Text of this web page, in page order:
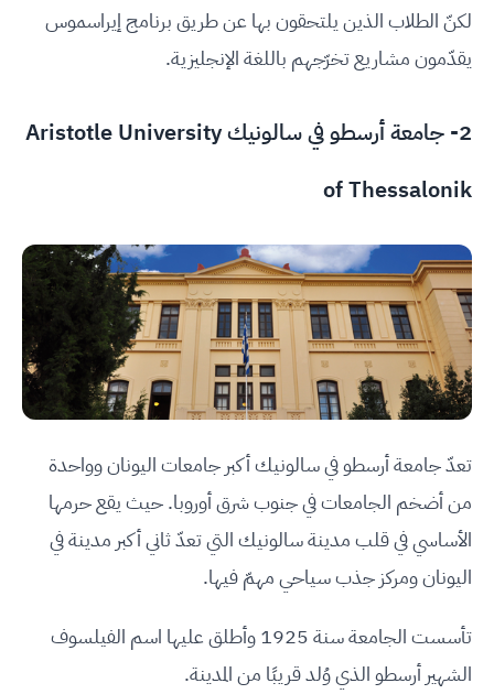
لكنّ الطلاب الذين يلتحقون بها عن طريق برنامج إيراسموس
يقدّمون مشاريع تخرّجهم باللغة الإنجليزية.
2-
جامعة أرسطو في سالونيك Aristotle University
of Thessalonik
تعدّ جامعة أرسطو في سالونيك أكبر جامعات اليونان وواحدة
من أضخم الجامعات في جنوب شرق أوروبا. حيث يقع حرمها
الأساسي في قلب مدينة سالونيك التي تعدّ ثاني أكبر مدينة في
اليونان ومركز جذب سياحي مهمّ فيها.
تأسست الجامعة سنة 1925 وأطلق عليها اسم الفيلسوف
الشهير أرسطو الذي وُلد قريبًا من المدينة.